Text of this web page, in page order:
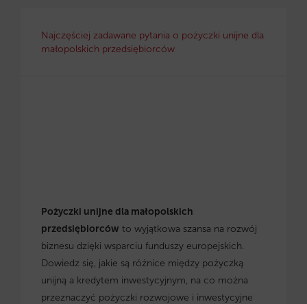
Najczęściej zadawane pytania o pożyczki unijne dla
małopolskich przedsiębiorców
Pożyczki unijne dla małopolskich
przedsiębiorców to wyjątkowa szansa na rozwój
biznesu dzięki wsparciu funduszy europejskich.
Dowiedz się, jakie są różnice między pożyczką
unijną a kredytem inwestycyjnym, na co można
przeznaczyć pożyczki rozwojowe i inwestycyjne